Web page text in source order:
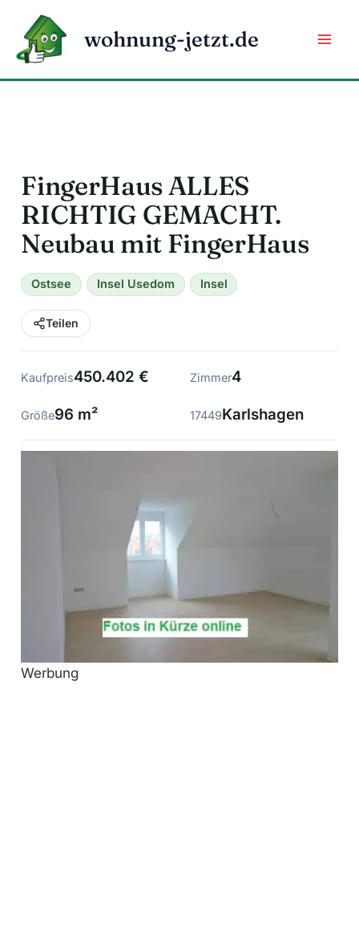
Inhalt
springen
wohnung-jetzt.de
FingerHaus ALLES
RICHTIG GEMACHT.
Neubau mit FingerHaus
Ostsee Insel Usedom Insel
Teilen
Kaufpreis450.402 € Zimmer4
Größe96 m² 17449Karlshagen
Werbung